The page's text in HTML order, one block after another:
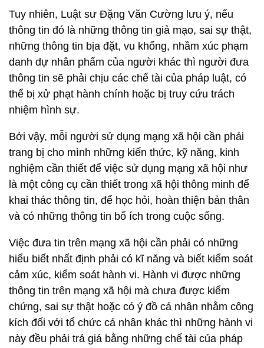
Tuy nhiên, Luật sư Đặng Văn Cường lưu ý, nếu
thông tin đó là những thông tin giả mạo, sai sự thật,
những thông tin bịa đặt, vu khống, nhầm xúc phạm
danh dự nhân phẩm của người khác thì người đưa
thông tin sẽ phải chịu các chế tài của pháp luật, có
thể bị xử phạt hành chính hoặc bị truy cứu trách
nhiệm hình sự.
Bởi vậy, mỗi người sử dụng mạng xã hội cần phải
trang bị cho mình những kiến thức, kỹ năng, kinh
nghiệm cần thiết để việc sử dụng mạng xã hội như
là một công cụ cần thiết trong xã hội thông minh để
khai thác thông tin, để học hỏi, hoàn thiện bản thân
và có những thông tin bổ ích trong cuộc sống.
Việc đưa tin trên mạng xã hội cần phải có những
hiểu biết nhất định phải có kĩ năng và biết kiểm soát
cảm xúc, kiểm soát hành vi. Hành vi được những
thông tin trên mạng xã hội mà chưa được kiểm
chứng, sai sự thật hoặc có ý đồ cá nhân nhằm công
kích đối với tổ chức cá nhân khác thì những hành vi
này đều phải trả giá bằng những chế tài của pháp